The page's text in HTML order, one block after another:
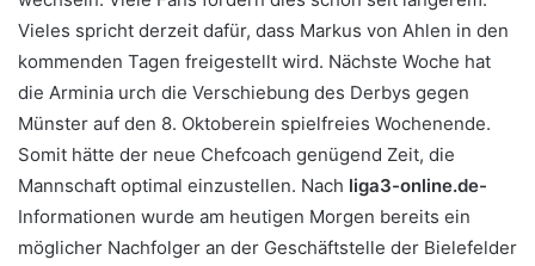
Vieles spricht derzeit dafür, dass Markus von Ahlen in den
kommenden Tagen freigestellt wird. Nächste Woche hat
die Arminia urch die Verschiebung des Derbys gegen
Münster auf den 8. Oktoberein spielfreies Wochenende.
Somit hätte der neue Chefcoach genügend Zeit, die
Mannschaft optimal einzustellen. Nach liga3-online.de-
Informationen wurde am heutigen Morgen bereits ein
möglicher Nachfolger an der Geschäftstelle der Bielefelder